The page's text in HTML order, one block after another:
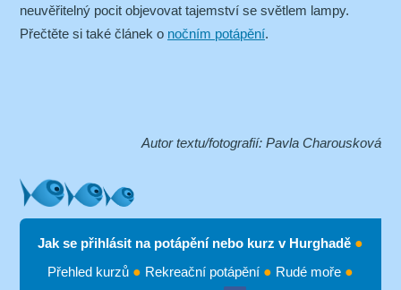
neuvěřitelný pocit objevovat tajemství se světlem lampy.
Přečtěte si také článek o nočním potápění.
Autor textu/fotografií: Pavla Charousková
Jak se přihlásit na potápění nebo kurz v Hurghadě ●
Přehled kurzů ● Rekreační potápění ● Rudé moře ●